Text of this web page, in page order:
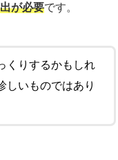
が必要です。
くりするかもしれ
しいものではあり